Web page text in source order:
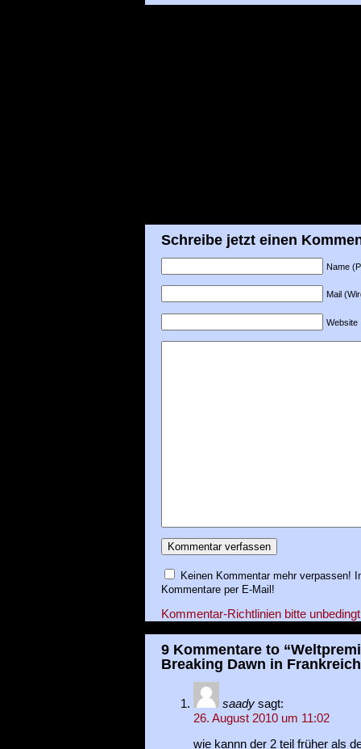
Schreibe jetzt einen
Name
Mail
Website
Keinen Kommentar mehr verpassen!
Kommentare per E-Mail!
Kommentar-Richtlinien bitte
9 Kommentare to
Breaking Dawn in
saady sagt:
26. August 2010 um 11:02
wie kannn der 2 teil früher als